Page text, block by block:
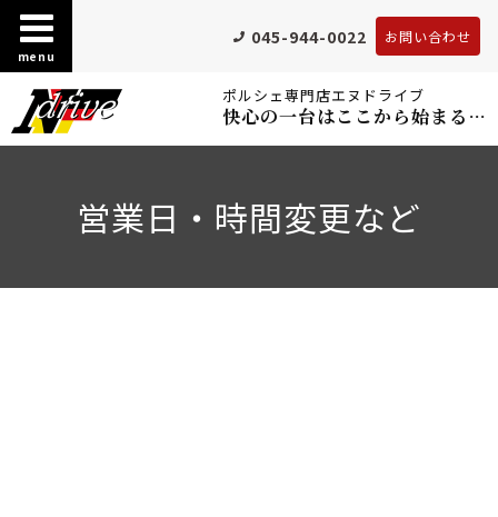
menu
045-944-0022 お問い合わせ
ポルシェ専門店エヌドライブ
快心の一台はここから始まる…
営業日・時間変更など